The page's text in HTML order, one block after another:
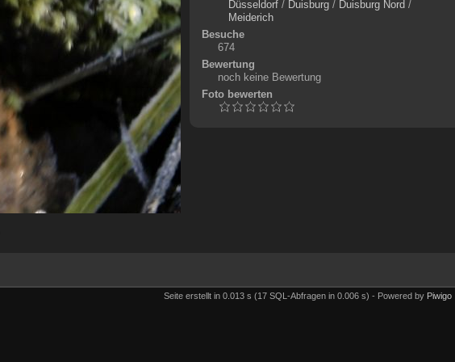
Düsseldorf/ Duisburg/ Duisburg Nord /
Meiderich
Besuche
674
Bewertung
noch keine Bewertung
Foto bewerten
Seite erstellt in 0.013 s (17 SQL-Abfragen in 0.006 s) - Powered by Piwigo